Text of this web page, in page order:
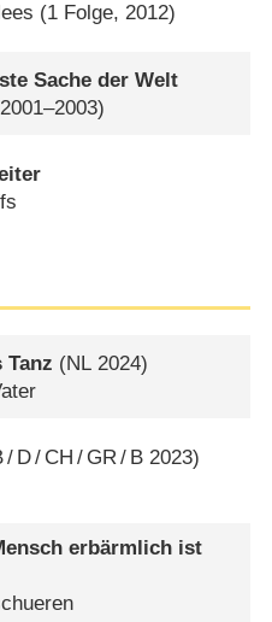
(1 Folge, 2012)
Sache der Welt
Tanz (NL 2024)
/ D/ CH / GR/ B 2023)
erbärmlich ist